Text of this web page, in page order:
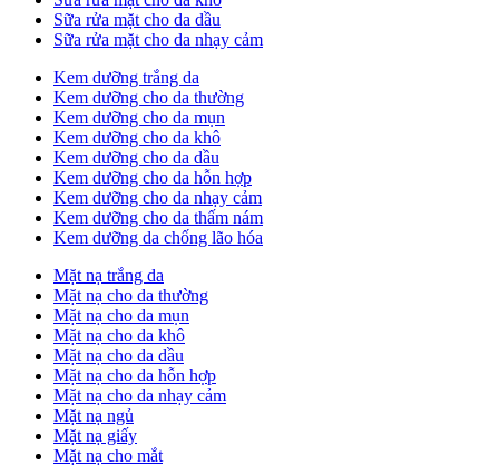
Sữa rửa mặt cho da dầu
Sữa rửa mặt cho da nhạy cảm
Kem dưỡng trắng da
Kem dưỡng cho da thường
Kem dưỡng cho da mụn
Kem dưỡng cho da khô
Kem dưỡng cho da dầu
Kem dưỡng cho da hỗn hợp
Kem dưỡng cho da nhạy cảm
Kem dưỡng cho da thấm nám
Kem dưỡng da chống lão hóa
Mặt nạ trắng da
Mặt nạ cho da thường
Mặt nạ cho da mụn
Mặt nạ cho da khô
Mặt nạ cho da dầu
Mặt nạ cho da hỗn hợp
Mặt nạ cho da nhạy cảm
Mặt nạ ngủ
Mặt nạ giấy
Mặt nạ cho mắt